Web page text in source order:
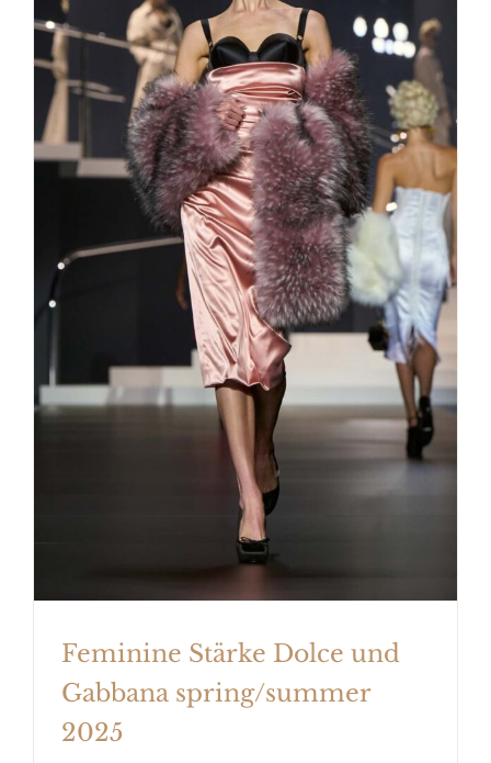
Feminine Stärke Dolce und
Gabbana spring/summer 2025
Feminine Stärke Dolce und
Gabbana spring/summer
2025